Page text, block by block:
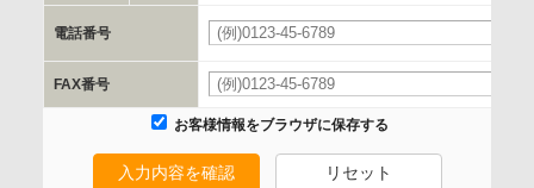
を行います。
委託の有無
なし
保有個人データの開示等および問合わせ窓口について
電話番号
FAX番号
お客様情報をブラウザに保存する
入力内容を確認 リセット